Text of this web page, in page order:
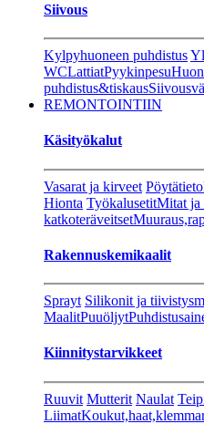
Siivous
Kylpyhuoneen puhdistus
WCLattiatPyykinpesu
puhdistus&tiskaus
REMONTOINTIIN
Käsityökalut
Vasarat ja kirveet
Hionta TyökalusetitMitat ja
katkoteräveitset
Rakennuskemikaalit
Sprayt Silikonit ja
MaalitPuuöljyt
Kiinnitystarvikkeet
Ruuvit Mutterit Naulat
Liimat